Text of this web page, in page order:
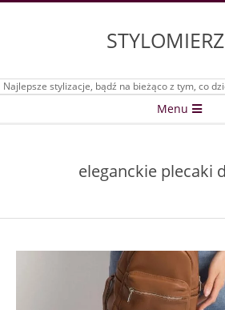
Najlepsze stylizacje, bądź na bieżąco z tym, co
Menu
eleganckie plecaki